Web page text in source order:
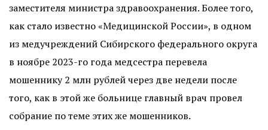
заместителя министра здравоохранения. Более того,
как стало известно «Медицинской России», в одном
из медучреждений Сибирского федерального округа
в ноябре 2023-го года медсестра перевела
мошеннику 2 млн рублей через две недели после
того, как в этой же больнице главный врач провел
собрание по теме этих же мошенников.